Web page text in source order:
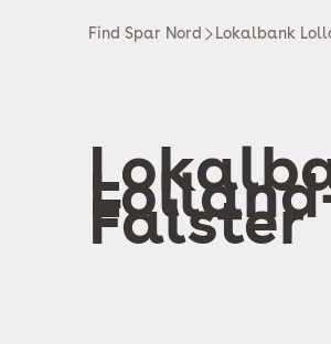
Find Spar Nord Lokalbank
Falster